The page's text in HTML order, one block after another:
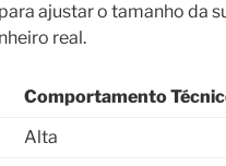
ajustar o tamanho da
real.
Comportamento
Alta